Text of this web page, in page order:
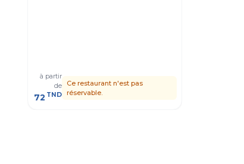
à partir
de
72 TND
Ce restaurant n'est pas
réservable.